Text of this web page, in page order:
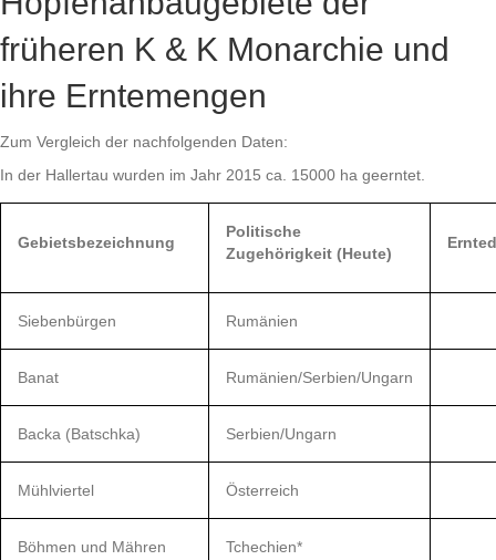
früheren K & K Monarchie und
ihre Erntemengen
Zum Vergleich der nachfolgenden Daten:
In der Hallertau wurden im Jahr 2015 ca. 15000 ha geerntet.
Gebietsbezeichnung
Politische
Zugehörigkeit (Heute)
Siebenbürgen Rumänien
Banat Rumänien/Serbien/Ungarn
Backa (Batschka) Serbien/Ungarn
Mühlviertel Österreich
Böhmen und Mähren Tchechien*